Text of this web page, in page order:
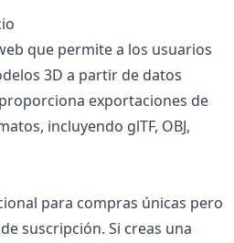
que permite a los usuarios
3D a partir de datos
exportaciones de
incluyendo glTF, OBJ,
para compras únicas pero
suscripción. Si creas una